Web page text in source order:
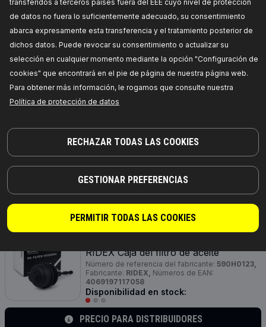
transferidos a terceros países fuera del EEE cuyo nivel de protección
de datos no fuera lo suficientemente adecuado, su consentimiento
abarca expresamente esta transferencia y el tratamiento posterior de
dichos datos. Puede revocar su consentimiento o actualizar su
selección en cualquier momento mediante la opción "Configuración de
cookies" que encontrará en el pie de página de nuestra página web.
Para obtener más información, le rogamos que consulte nuestra
Política de protección de datos
RECHAZAR TODAS LAS COOKIES
GESTIONAR PREFERENCIAS
PERMITIR TODAS LAS COOKIES
Disponibilidad en stock:
PRECIO PARA DISTRIBUIDORES
590H0042
RIDEX Caja del filtro de aceite
negro,Artículo complementario / Información
llave:32,Material:GRPF (plástico reforzado con
fibra de vidrio), Poliamida 6.6,
Número de referencia del fabricante:
590H0042,Fabricante:RIDEX,Números de EAN:
4066423485653
Disponibilidad en stock:
PRECIO PARA DISTRIBUIDORES
590H0123
RIDEX Caja del filtro de aceite
Número de referencia del fabricante: 590H0123,
Fabricante: RIDEX, Números de EAN:
4069197117058
Disponibilidad en stock:
PRECIO PARA DISTRIBUIDORES